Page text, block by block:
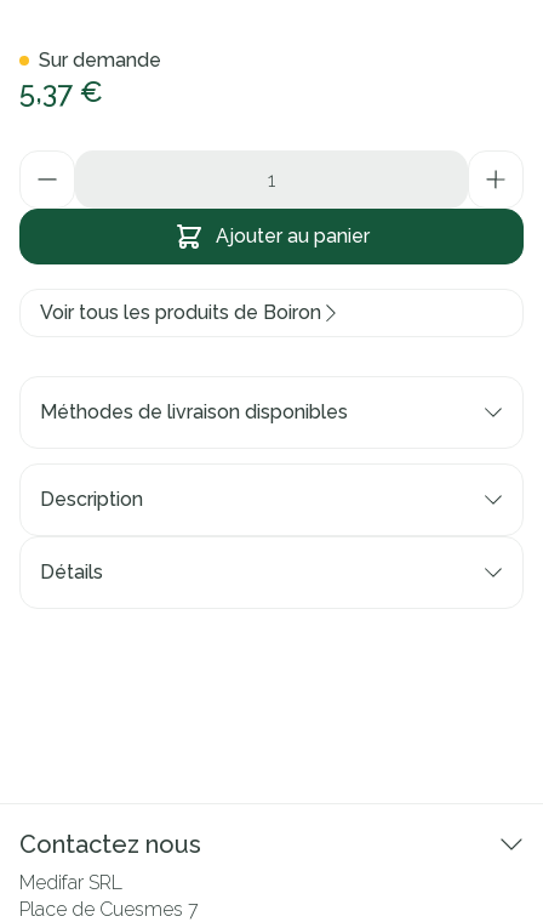
5,37 €
Ajouter au panier
Sur demande
Voir tous les produits de Boiron
Méthodes de livraison disponibles
Description
Détails
Contactez nous
Medifar SRL
Place de Cuesmes 7